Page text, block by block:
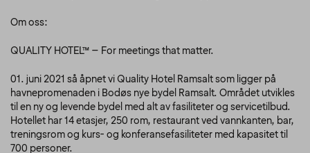
Om oss:
QUALITY HOTEL™ – For meetings that matter.
01. juni 2021 så åpnet vi Quality Hotel Ramsalt som ligger på
havnepromenaden i Bodøs nye bydel Ramsalt. Området utvikles
til en ny og levende bydel med alt av fasiliteter og servicetilbud.
Hotellet har 14 etasjer, 250 rom, restaurant ved vannkanten, bar,
treningsrom og kurs- og konferansefasiliteter med kapasitet til
700 personer.